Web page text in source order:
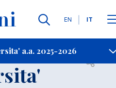
Lingue
EN IT
a.a. 2025-2026
Contatti
Open